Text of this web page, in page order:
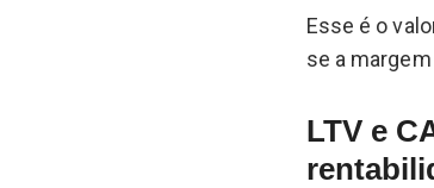
Esse é o
se a
LTV e